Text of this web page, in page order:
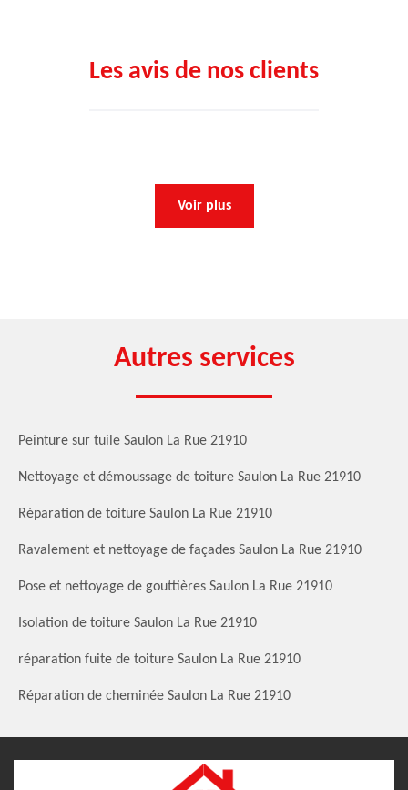
Les avis de nos clients
Voir plus
Autres services
Peinture sur tuile Saulon La Rue 21910
Nettoyage et démoussage de toiture Saulon La Rue 21910
Réparation de toiture Saulon La Rue 21910
Ravalement et nettoyage de façades Saulon La Rue 21910
Pose et nettoyage de gouttières Saulon La Rue 21910
Isolation de toiture Saulon La Rue 21910
réparation fuite de toiture Saulon La Rue 21910
Réparation de cheminée Saulon La Rue 21910